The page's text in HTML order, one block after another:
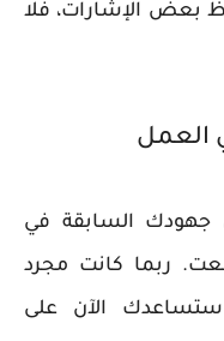
بعض الإشارات، فلا
العمل
جهودك السابقة في
ربما كانت مجرد
ستساعدك الآن على